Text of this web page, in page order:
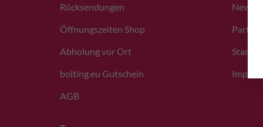
Rücksendungen
Öffnungszeiten Shop
Abholung vor Ort
bolting.eu Gutschein
AGB
Partner